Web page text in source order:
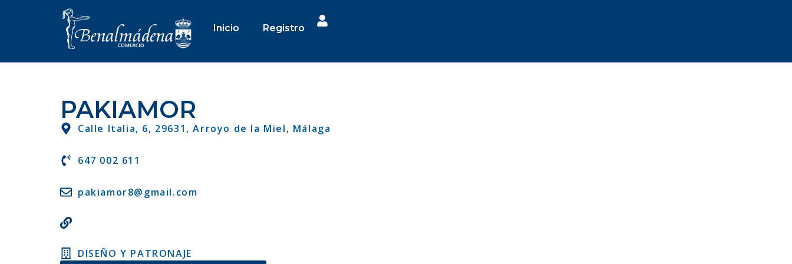
Inicio Registro
PAKIAMOR
Calle Italia, 6, 29631, Arroyo de la Miel, Málaga
647 002 611
pakiamor8@gmail.com
DISEÑO Y PATRONAJE